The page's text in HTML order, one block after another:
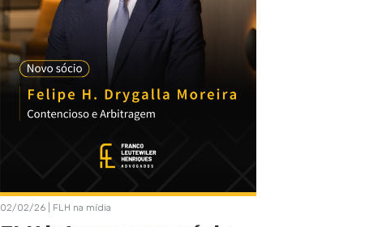
02/02/26 | FLH na mídia